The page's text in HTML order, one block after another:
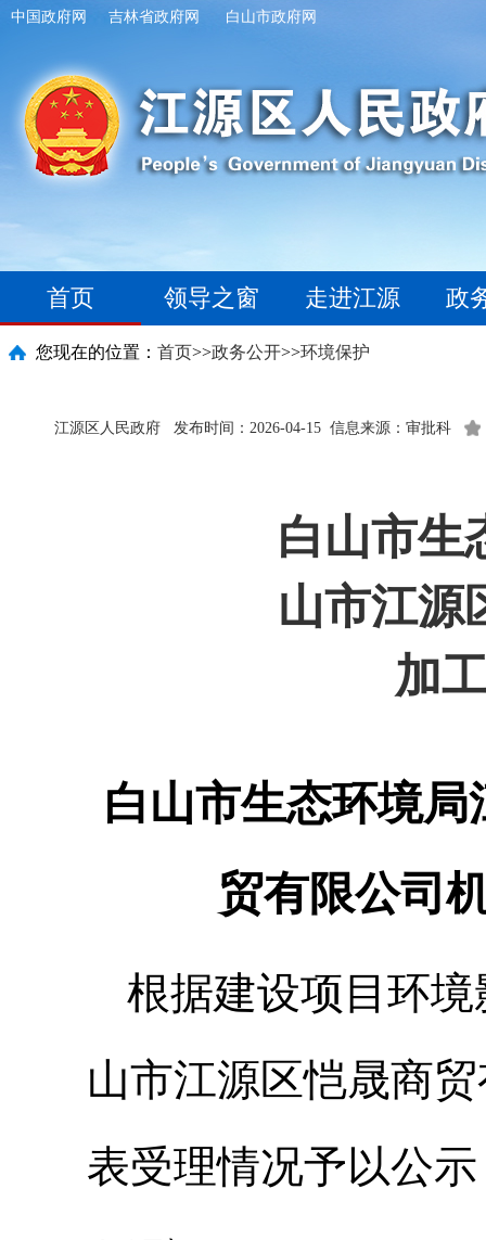
中国政府网 吉林省政府网 白山市政府网
首页 领导之窗 走进江源 政
您现在的位置： 首页>>政务公开>>环境保护
江源区人民政府 发布时间：2026-04-15 信息来源：审批科
白山市生
山市江源
加
白山市生态环境局
贸有限公司
根据建设项目环
山市江源区恺晟商
表受理情况予以公